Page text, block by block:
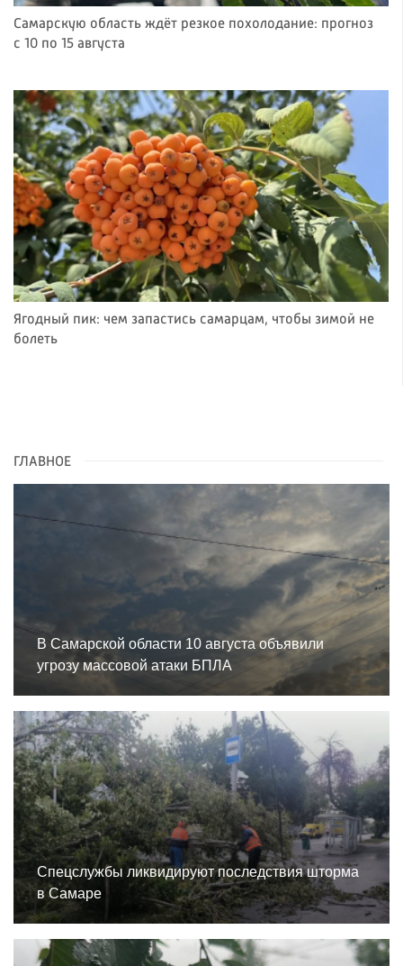
Самарскую область ждёт резкое похолодание: прогноз
с 10 по 15 августа
Ягодный пик: чем запастись самарцам, чтобы зимой не
болеть
ГЛАВНОЕ
В Самарской области 10 августа объявили
угрозу массовой атаки БПЛА
Спецслужбы ликвидируют последствия шторма
в Самаре